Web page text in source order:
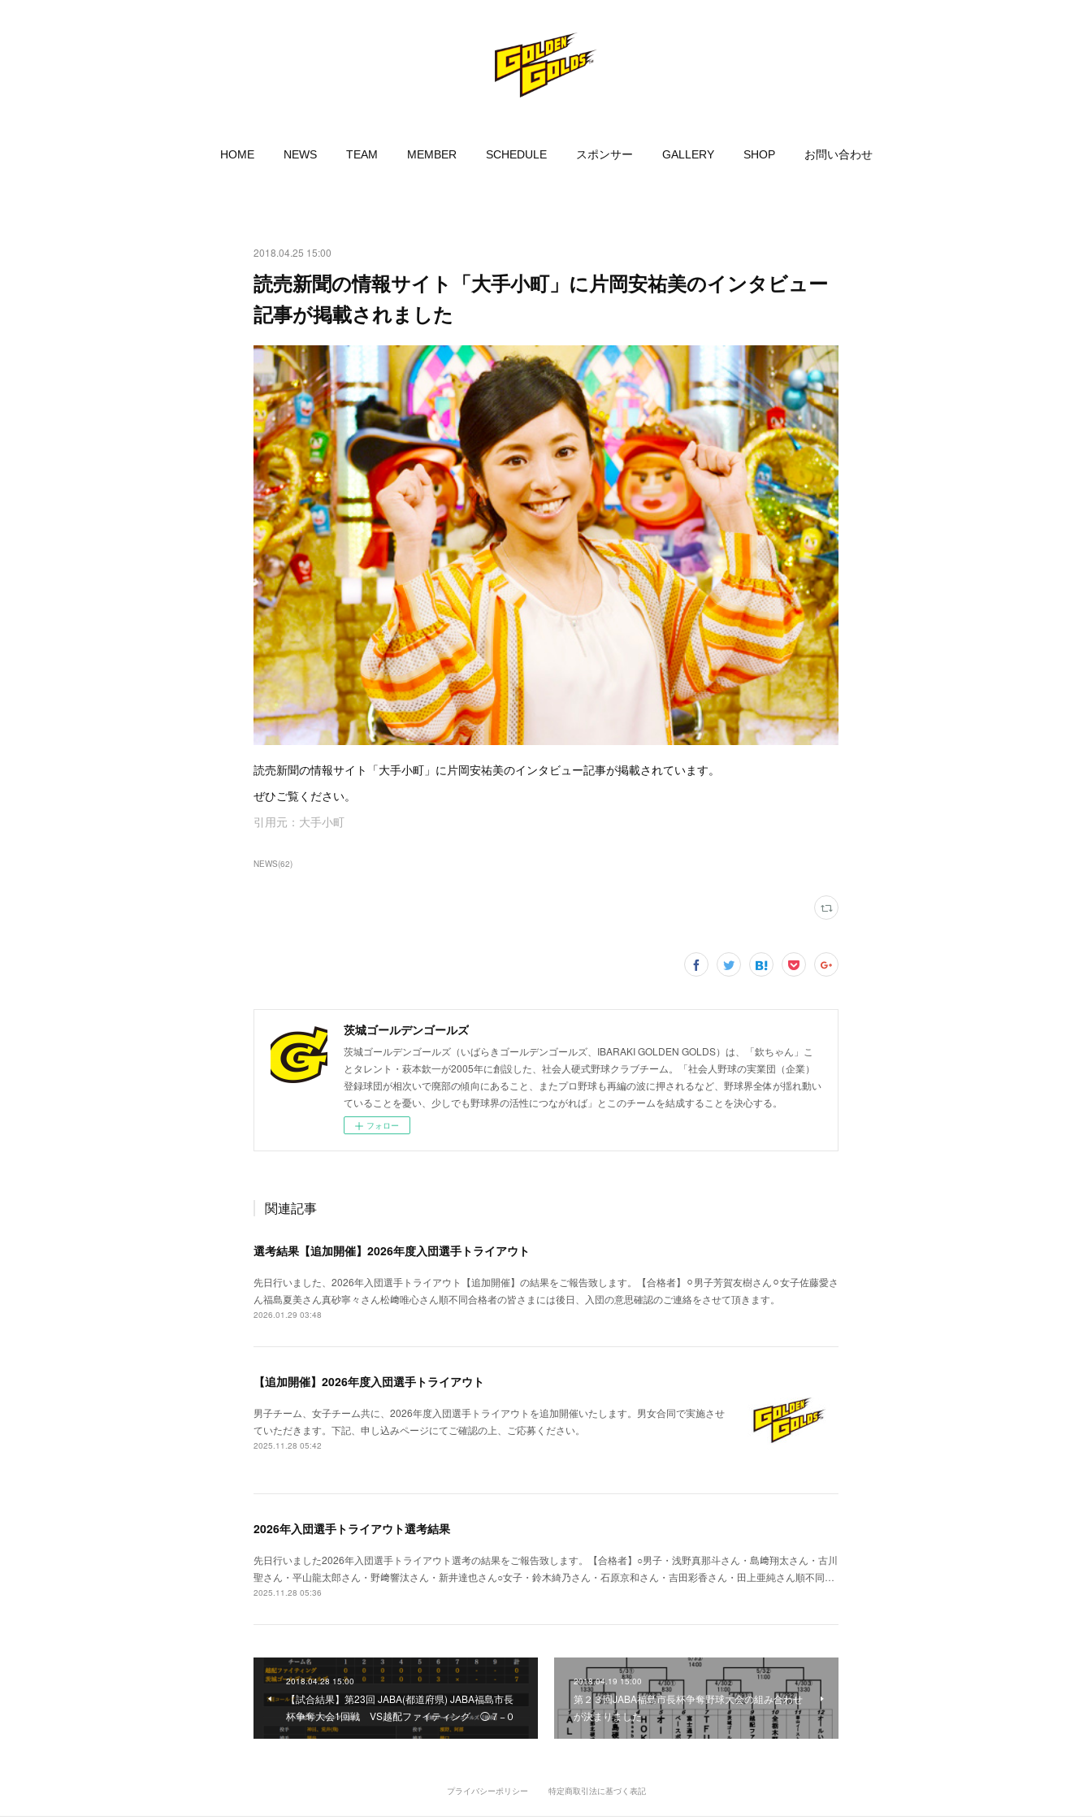
HOME NEWS TEAM MEMBER SCHEDULE スポンサー GALLERY SHOP お問い合わせ
2018.04.25 15:00
読売新聞の情報サイト「大手小町」に片岡安祐美のインタビュー
記事が掲載されました
読売新聞の情報サイト「大手小町」に片岡安祐美のインタビュー記事が掲載されています。
ぜひご覧ください。
引用元：大手小町
NEWS(62)
茨城ゴールデンゴールズ
茨城ゴールデンゴールズ（いばらきゴールデンゴールズ、IBARAKI GOLDEN GOLDS）は、「欽ちゃん」こ
とタレント・萩本欽一が2005年に創設した、社会人硬式野球クラブチーム。「社会人野球の実業団（企業）
登録球団が相次いで廃部の傾向にあること、またプロ野球も再編の波に押されるなど、野球界全体が揺れ動い
ていることを憂い、少しでも野球界の活性につながれば」とこのチームを結成することを決心する。
フォロー
関連記事
選考結果【追加開催】2026年度入団選手トライアウト
先日行いました、2026年入団選手トライアウト【追加開催】の結果をご報告致します。【合格者】⚪︎男子芳賀友樹さん⚪︎女子佐藤愛さ
ん福島夏美さん真砂寧々さん松﨑唯心さん順不同合格者の皆さまには後日、入団の意思確認のご連絡をさせて頂きます。
2026.01.29 03:48
【追加開催】2026年度入団選手トライアウト
男子チーム、女子チーム共に、2026年度入団選手トライアウトを追加開催いたします。男女合同で実施させ
ていただきます。下記、申し込みページにてご確認の上、ご応募ください。
2025.11.28 05:42
2026年入団選手トライアウト選考結果
先日行いました2026年入団選手トライアウト選考の結果をご報告致します。【合格者】○男子・浅野真那斗さん・島﨑翔太さん・古川
聖さん・平山龍太郎さん・野﨑響汰さん・新井達也さん○女子・鈴木綺乃さん・石原京和さん・吉田彩香さん・田上亜純さん順不同…
2025.11.28 05:36
2018.04.28 15:00
【試合結果】第23回 JABA(都道府県) JABA福島市長
杯争奪大会1回戦 VS越配ファイティング ◯７−０
2018.04.19 15:00
第２３回JABA福島市長杯争奪野球大会の組み合わせ
が決まりました
プライバシーポリシー 特定商取引法に基づく表記